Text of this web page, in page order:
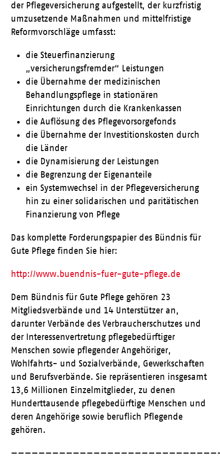
der Pflegeversicherung aufgestellt, der kurzfristig
umzusetzende Maßnahmen und mittelfristige
Reformvorschläge umfasst:
die Steuerfinanzierung
„versicherungsfremder“ Leistungen
die Übernahme der medizinischen
Behandlungspflege in stationären
Einrichtungen durch die Krankenkassen
die Auflösung des Pflegevorsorgefonds
die Übernahme der Investitionskosten durch
die Länder
die Dynamisierung der Leistungen
die Begrenzung der Eigenanteile
ein Systemwechsel in der Pflegeversicherung
hin zu einer solidarischen und paritätischen
Finanzierung von Pflege
Das komplette Forderungspapier des Bündnis für
Gute Pflege finden Sie hier:
http://www.buendnis-fuer-gute-pflege.de
Dem Bündnis für Gute Pflege gehören 23
Mitgliedsverbände und 14 Unterstützer an,
darunter Verbände des Verbraucherschutzes und
der Interessenvertretung pflegebedürftiger
Menschen sowie pflegender Angehöriger,
Wohlfahrts- und Sozialverbände, Gewerkschaften
und Berufsverbände. Sie repräsentieren insgesamt
13,6 Millionen Einzelmitglieder, zu denen
Hunderttausende pflegebedürftige Menschen und
deren Angehörige sowie beruflich Pflegende
gehören.